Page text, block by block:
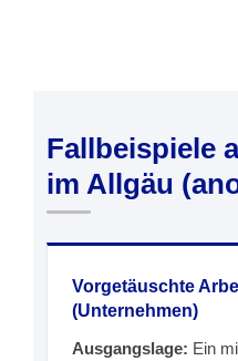
Fallbeispiele
im Allgäu
Vorgetäuschte
(Unternehmen)
Ausgangslage: Ein